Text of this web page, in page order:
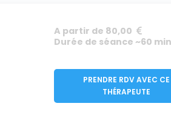
A partir de 80,00
Durée de séance ~60
PRENDRE RDV AVEC CE
THÉRAPEUTE